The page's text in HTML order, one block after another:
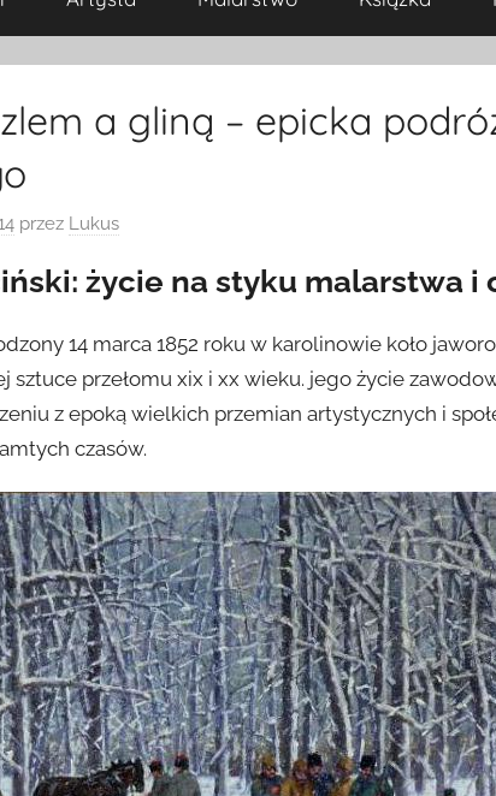
a gliną – epicka
przez Lukus
życie na styku malarstwa i
14 marca 1852 roku w karolinowie koło
sztuce przełomu xix i xx wieku. jego życie
z epoką wielkich przemian artystycznych i
czasów.